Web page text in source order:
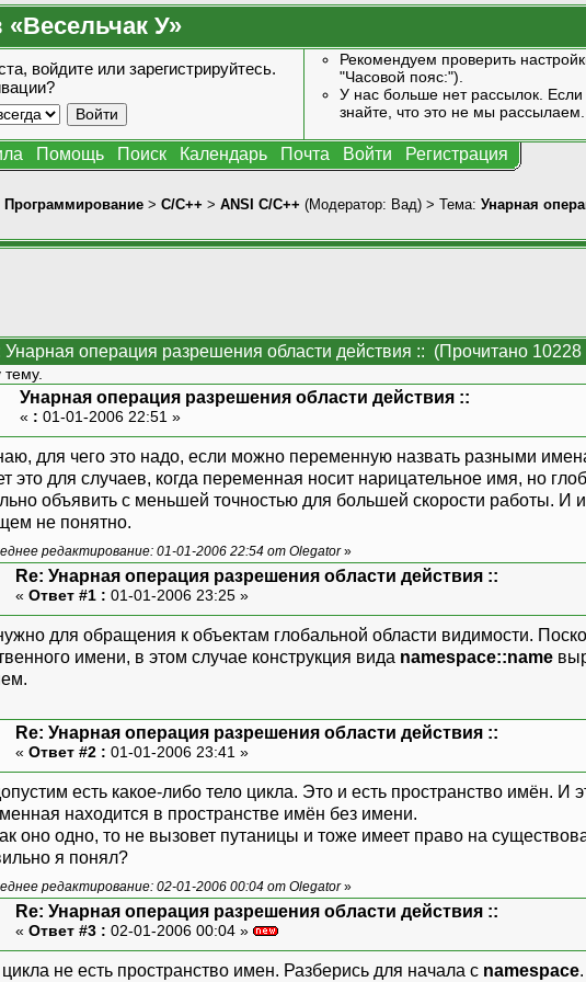
У»
войдите или зарегистрируйтесь.
Рекомендуем проверить
"Часовой пояс:").
У нас больше нет рассылок.
знайте, что это не мы рассылаем.
Помощь Поиск Календарь Почта Войти Регистрация
Программирование > C/C++ > ANSI С/С++ (Модератор: Вад) > Тема: Унарная
операция разрешения области действия :: (Прочитано 10228
Унарная операция разрешения области действия ::
« : 01-01-2006 22:51 »
для чего это надо, если можно переменную назвать разными
это для случаев, когда переменная носит нарицательное имя, но
объявить с меньшей точностью для большей скорости работы. И
не понятно.
редактирование: 01-01-2006 22:54 от Olegator»
Re: Унарная операция разрешения области действия ::
« Ответ #1 : 01-01-2006 23:25 »
для обращения к объектам глобальной области видимости.
имени, в этом случае конструкция вида namespace::name
Re: Унарная операция разрешения области действия ::
« Ответ #2 : 01-01-2006 23:41 »
есть какое-либо тело цикла. Это и есть пространство имён.
находится в пространстве имён без имени.
оно одно, то не вызовет путаницы и тоже имеет право на
я понял?
редактирование: 02-01-2006 00:04 от Olegator»
Re: Унарная операция разрешения области действия ::
« Ответ #3 : 02-01-2006 00:04 »
не есть пространство имен. Разберись для начала с namespace